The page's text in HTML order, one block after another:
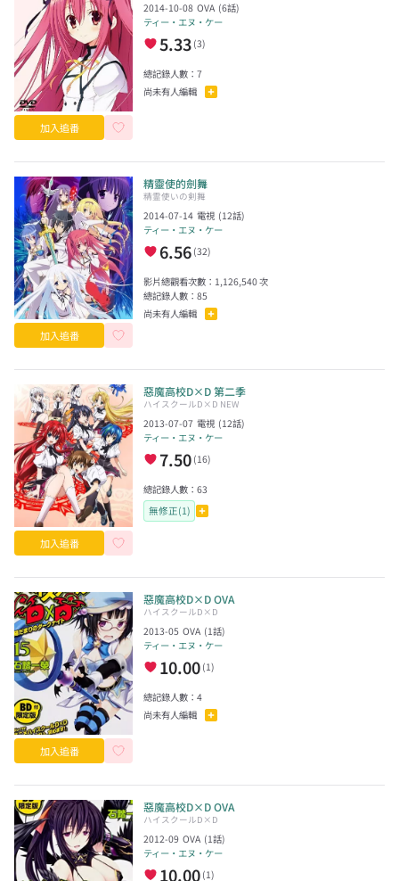
加入追番
2014-10-08 OVA (6話)
ティー・エヌ・ケー
5.33 (3)
總記錄人數：7
尚未有人編輯
加入追番
精靈使的劍舞
精霊使いの剣舞
2014-07-14 電視 (12話)
ティー・エヌ・ケー
6.56 (32)
影片總觀看次數： 1,126,540次
總記錄人數：85
尚未有人編輯
加入追番
惡魔高校D×D 第二季
ハイスクールD×D NEW
2013-07-07 電視 (12話)
ティー・エヌ・ケー
7.50 (16)
總記錄人數：63
無修正(1)
加入追番
惡魔高校D×D OVA
ハイスクールD×D
2013-05 OVA (1話)
ティー・エヌ・ケー
10.00 (1)
總記錄人數：4
尚未有人編輯
惡魔高校D×D OVA
ハイスクールD×D
2012-09 OVA (1話)
ティー・エヌ・ケー
10.00 (1)